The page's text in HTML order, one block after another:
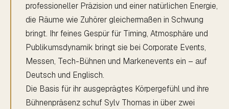
professioneller Präzision und einer natürlichen Energie,
die Räume wie Zuhörer gleichermaßen in Schwung
bringt. Ihr feines Gespür für Timing, Atmosphäre und
Publikumsdynamik bringt sie bei Corporate Events,
Messen, Tech-Bühnen und Markenevents ein – auf
Deutsch und Englisch.
Die Basis für ihr ausgeprägtes Körpergefühl und ihre
Bühnenpräsenz schuf Sylv Thomas in über zwei